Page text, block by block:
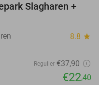
41%
Slagharen +
8.8 star
Regulier €37,90
€22,40